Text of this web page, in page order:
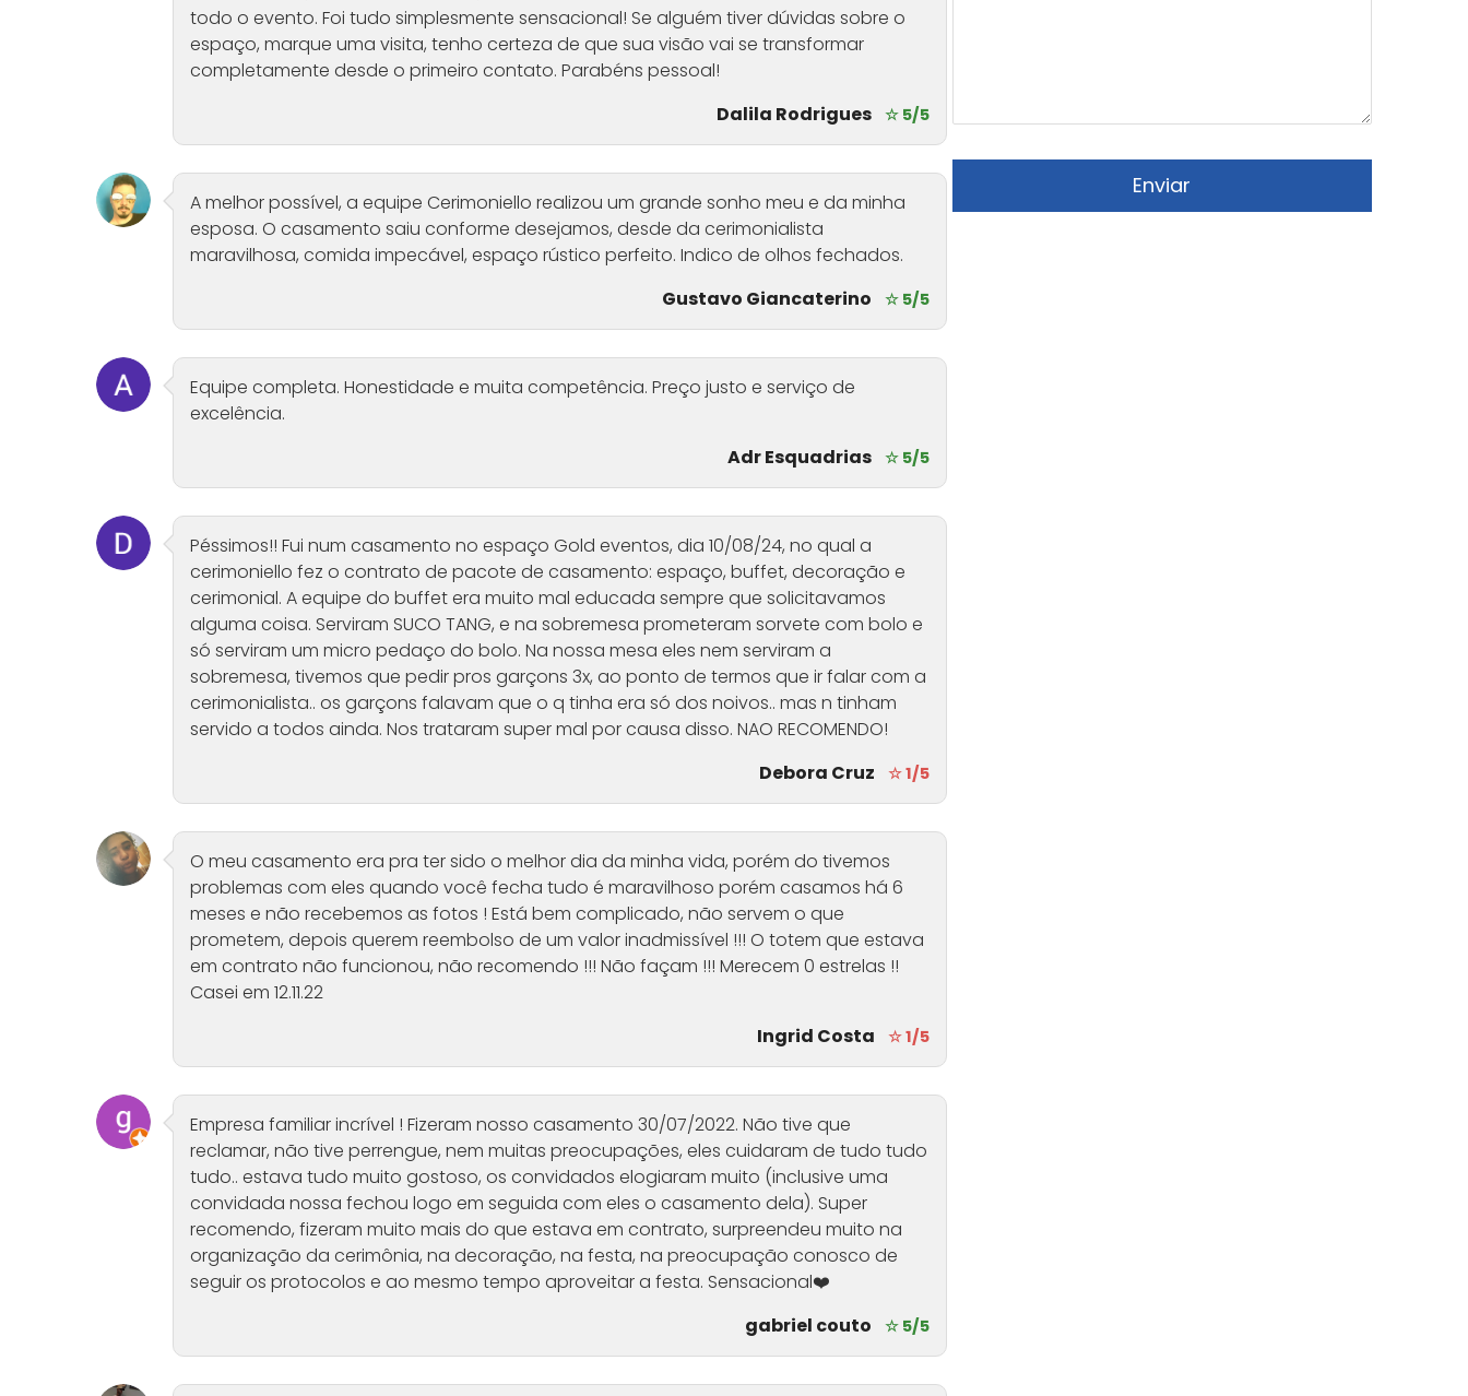
todo o evento. Foi tudo simplesmente sensacional! Se alguém tiver dúvidas sobre o
espaço, marque uma visita, tenho certeza de que sua visão vai se transformar
completamente desde o primeiro contato. Parabéns pessoal!
Dalila Rodrigues
☆ 5/5
A melhor possível, a equipe Cerimoniello realizou um grande sonho meu e da minha
esposa. O casamento saiu conforme desejamos, desde da cerimonialista
maravilhosa, comida impecável, espaço rústico perfeito. Indico de olhos fechados.
Gustavo Giancaterino
☆ 5/5
Equipe completa. Honestidade e muita competência. Preço justo e serviço de
excelência.
Adr Esquadrias
☆ 5/5
Péssimos!! Fui num casamento no espaço Gold eventos, dia 10/08/24, no qual a
cerimoniello fez o contrato de pacote de casamento: espaço, buffet, decoração e
cerimonial. A equipe do buffet era muito mal educada sempre que solicitavamos
alguma coisa. Serviram SUCO TANG, e na sobremesa prometeram sorvete com bolo e
só serviram um micro pedaço do bolo. Na nossa mesa eles nem serviram a
sobremesa, tivemos que pedir pros garçons 3x, ao ponto de termos que ir falar com a
cerimonialista.. os garçons falavam que o q tinha era só dos noivos.. mas n tinham
servido a todos ainda. Nos trataram super mal por causa disso. NAO RECOMENDO!
Debora Cruz
☆ 1/5
O meu casamento era pra ter sido o melhor dia da minha vida, porém do tivemos
problemas com eles quando você fecha tudo é maravilhoso porém casamos há 6
meses e não recebemos as fotos ! Está bem complicado, não servem o que
prometem, depois querem reembolso de um valor inadmissível !!! O totem que estava
em contrato não funcionou, não recomendo !!! Não façam !!! Merecem 0 estrelas !!
Casei em 12.11.22
Ingrid Costa
☆ 1/5
Empresa familiar incrível ! Fizeram nosso casamento 30/07/2022. Não tive que
reclamar, não tive perrengue, nem muitas preocupações, eles cuidaram de tudo tudo
tudo.. estava tudo muito gostoso, os convidados elogiaram muito (inclusive uma
convidada nossa fechou logo em seguida com eles o casamento dela). Super
recomendo, fizeram muito mais do que estava em contrato, surpreendeu muito na
organização da cerimônia, na decoração, na festa, na preocupação conosco de
seguir os protocolos e ao mesmo tempo aproveitar a festa. Sensacional❤️
gabriel couto
☆ 5/5